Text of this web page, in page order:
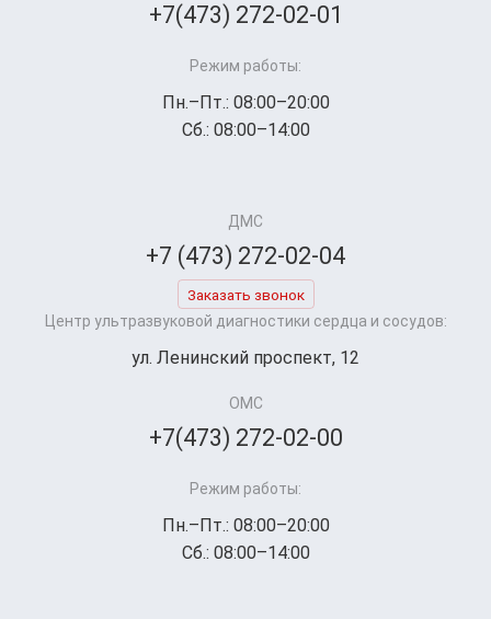
+7(473) 272-02-01
Режим работы:
Пн.–Пт.: 08:00–20:00
Сб.: 08:00–14:00
ДМС
+7 (473) 272-02-04
Заказать звонок
Центр ультразвуковой диагностики сердца и сосудов:
ул. Ленинский проспект, 12
ОМС
+7(473) 272-02-00
Режим работы:
Пн.–Пт.: 08:00–20:00
Сб.: 08:00–14:00